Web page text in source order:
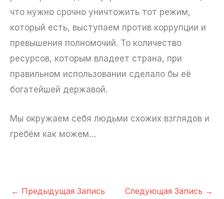
что нужно срочно уничтожить тот режим,
который есть, выступаем против коррупции и
превышения полномочий. То количество
ресурсов, которым владеет страна, при
правильном использовании сделало бы её
богатейшей державой.
Мы окружаем себя людьми схожих взглядов и
гребём как можем…
← Предыдущая Запись Следующая Запись →